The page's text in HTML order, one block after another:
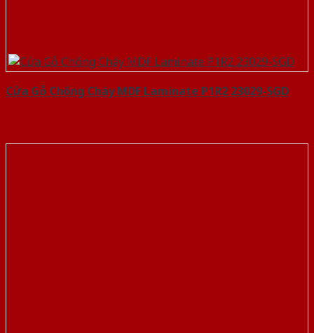
Cửa Gỗ Chống Cháy MDF Laminate P1R2 23029-SGD